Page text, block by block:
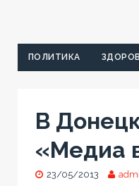
ПОЛИТИКА
В
«Медиа
23/05/2013